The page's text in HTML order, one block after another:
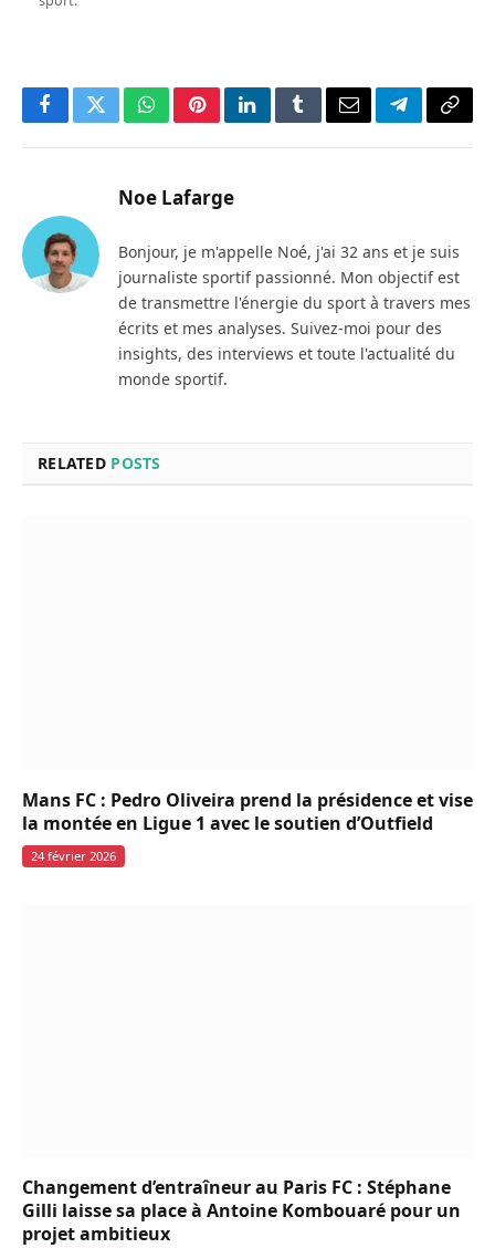
FacebookTwitterWhatsAppPinterestLinkedInTumblrEmailTelegram
Copy
Noe Lafarge
Bonjour, je m'appelle Noé, j'ai 32 ans et je suis
journaliste sportif passionné. Mon objectif est
de transmettre l'énergie du sport à travers mes
écrits et mes analyses. Suivez-moi pour des
insights, des interviews et toute l'actualité du
monde sportif.
RELATED POSTS
Mans FC : Pedro Oliveira prend la présidence et vise
la montée en Ligue 1 avec le soutien d’Outfield
24 février 2026
Changement d’entraîneur au Paris FC : Stéphane
Gilli laisse sa place à Antoine Kombouaré pour un
projet ambitieux